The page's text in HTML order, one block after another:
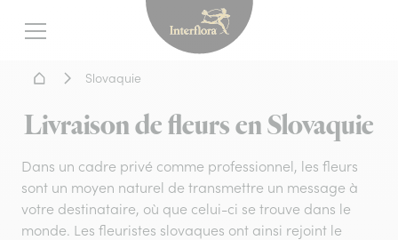
Menu
Interflora - livraison
Accueil - Livraison fleurs
Slovaquie
Livraison de fleurs en Slovaquie
Dans un cadre privé comme professionnel, les fleurs
sont un moyen naturel de transmettre un message à
votre destinataire, où que celui-ci se trouve dans le
monde. Les fleuristes slovaques ont ainsi rejoint le